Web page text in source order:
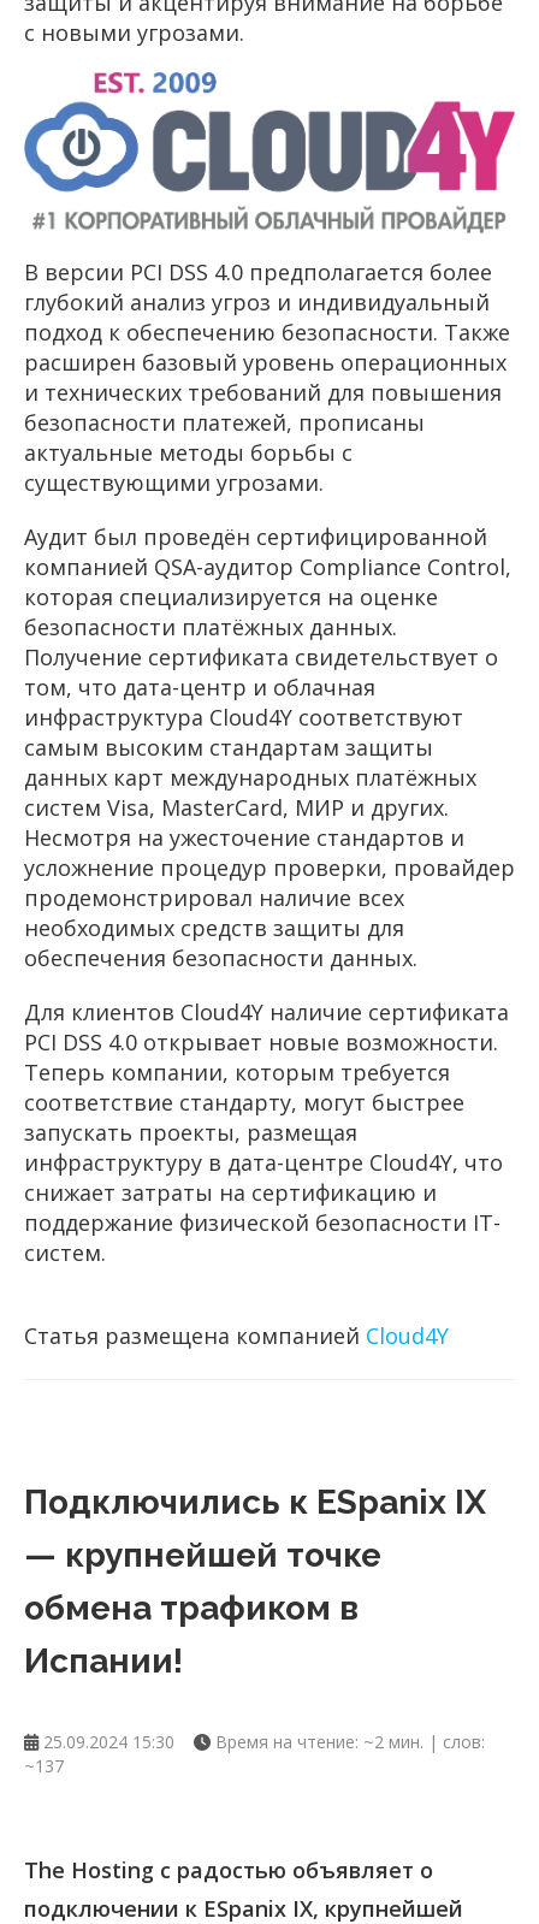
с новыми угрозами.
В версии PCI DSS 4.0 предполагается более
глубокий анализ угроз и индивидуальный
подход к обеспечению безопасности. Также
расширен базовый уровень операционных
и технических требований для повышения
безопасности платежей, прописаны
актуальные методы борьбы с
существующими угрозами.
Аудит был проведён сертифицированной
компанией QSA-аудитор Compliance Control,
которая специализируется на оценке
безопасности платёжных данных.
Получение сертификата свидетельствует о
том, что дата-центр и облачная
инфраструктура Cloud4Y соответствуют
самым высоким стандартам защиты
данных карт международных платёжных
систем Visa, MasterCard, МИР и других.
Несмотря на ужесточение стандартов и
усложнение процедур проверки, провайдер
продемонстрировал наличие всех
необходимых средств защиты для
обеспечения безопасности данных.
Для клиентов Cloud4Y наличие сертификата
PCI DSS 4.0 открывает новые возможности.
Теперь компании, которым требуется
соответствие стандарту, могут быстрее
запускать проекты, размещая
инфраструктуру в дата-центре Cloud4Y, что
снижает затраты на сертификацию и
поддержание физической безопасности IT-
систем.
Статья размещена компанией Cloud4Y
Подключились к ESpanix IX
— крупнейшей точке
обмена трафиком в
Испании!
25.09.2024 15:30
Время на чтение: ~2 мин. | слов:
~137
The Hosting с радостью объявляет о
подключении к ESpanix IX, крупнейшей